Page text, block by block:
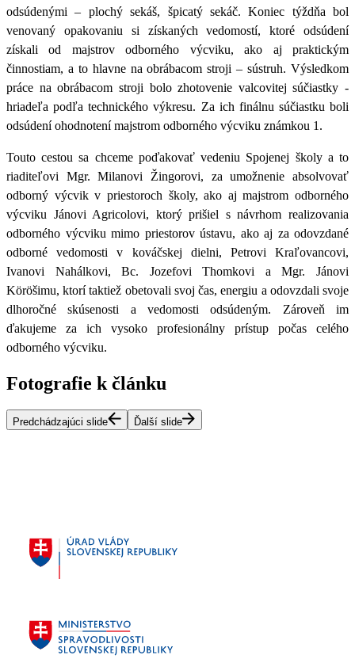
odsúdenými – plochý sekáš, špicatý sekáč. Koniec týždňa bol
venovaný opakovaniu si získaných vedomostí, ktoré odsúdení
získali od majstrov odborného výcviku, ako aj praktickým
činnostiam, a to hlavne naobrábacom stroji – sústruh. Výsledkom
práce na obrábacom stroji bolo zhotovenie valcovitej súčiastky -
hriadeľa podľa technického výkresu. Za ich finálnu súčiastku boli
odsúdení ohodnotení majstrom odborného výcviku známkou 1.
Touto cestou sa chceme poďakovať vedeniu Spojenej školy a to
riaditeľovi Mgr. Milanovi Žingorovi, za umožnenie absolvovať
odborný výcvik v priestoroch školy, ako aj majstrom odborného
výcviku Jánovi Agricolovi, ktorý prišiel s návrhom realizovania
odborného výcviku mimo priestorov ústavu, ako aj za odovzdané
odborné vedomosti v kováčskej dielni, Petrovi Kraľovancovi,
Ivanovi Nahálkovi, Bc. Jozefovi Thomkovi a Mgr. Jánovi
Köröšimu, ktorí taktiež obetovali svoj čas, energiu a odovzdali svoje
dlhoročné skúsenosti a vedomosti odsúdeným. Zároveň im
ďakujeme za ich vysoko profesionálny prístup počas celého
odborného výcviku.
Fotografie k článku
Predchádzajúci slide Ďalší slide